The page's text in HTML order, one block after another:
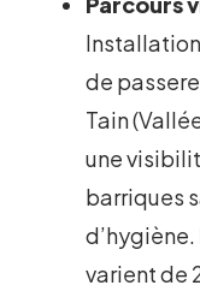
de
Tain
une
barriques
varient de